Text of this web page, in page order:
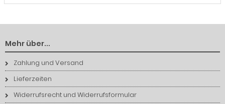
Mehr über...
Zahlung und Versand
Lieferzeiten
Widerrufsrecht und Widerrufsformular